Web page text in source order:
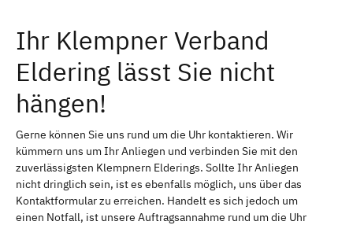
Ihr Klempner Verband
Eldering lässt Sie nicht
hängen!
Gerne können Sie uns rund um die Uhr kontaktieren. Wir
kümmern uns um Ihr Anliegen und verbinden Sie mit den
zuverlässigsten Klempnern Elderings. Sollte Ihr Anliegen
nicht dringlich sein, ist es ebenfalls möglich, uns über das
Kontaktformular zu erreichen. Handelt es sich jedoch um
einen Notfall, ist unsere Auftragsannahme rund um die Uhr